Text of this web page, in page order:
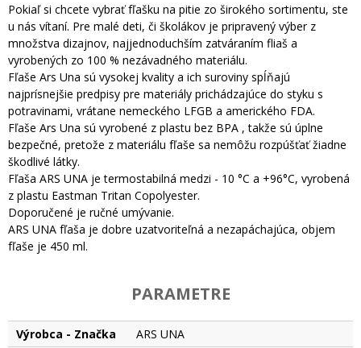
Pokiaľ si chcete vybrať fľašku na pitie zo širokého sortimentu, ste
u nás vítaní. Pre malé deti, či školákov je pripravený výber z
množstva dizajnov, najjednoduchším zatváraním fliaš a
vyrobených zo 100 % nezávadného materiálu.
Fľaše Ars Una sú vysokej kvality a ich suroviny spĺňajú
najprísnejšie predpisy pre materiály prichádzajúce do styku s
potravinami, vrátane nemeckého LFGB a amerického FDA.
Fľaše Ars Una sú vyrobené z plastu bez BPA , takže sú úplne
bezpečné, pretože z materiálu fľaše sa nemôžu rozpúšťať žiadne
škodlivé látky.
Fľaša ARS UNA je termostabilná medzi - 10 °C a +96°C, vyrobená
z plastu Eastman Tritan Copolyester.
Doporučené je ručné umývanie.
ARS UNA fľaša je dobre uzatvoriteľná a nezapáchajúca, objem
fľaše je 450 ml.
PARAMETRE
Výrobca - Značka
ARS UNA